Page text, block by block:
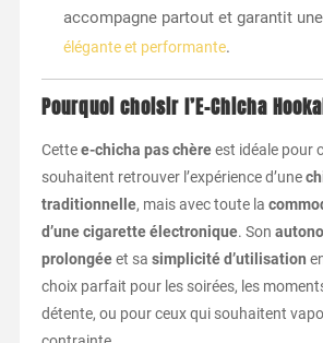
accompagne partout et garantit une
élégante et performante.
Pourquoi choisir l’E-Chicha
Cettee-chicha pas chèreest idéale pour
souhaitent retrouver l’expérience d’une
traditionnelle, mais avec toute la
d’une cigarette électronique. Son
prolongéeet sa simplicité d’utilisation
choix parfait pour les soirées, les
détente, ou pour ceux qui souhaitent